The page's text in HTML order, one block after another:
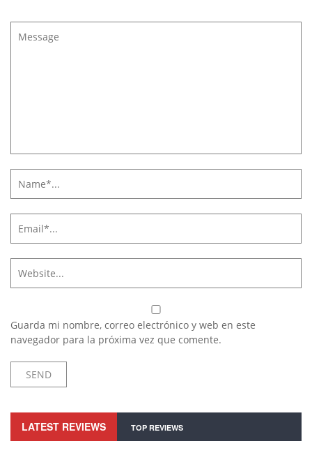
Guarda mi nombre, correo electrónico y web en este
navegador para la próxima vez que comente.
LATEST REVIEWS TOP REVIEWS